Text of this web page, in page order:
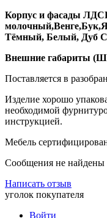
Корпус и фасады
Тёмный, Белый, Дуб
Внешние габариты
Поставляется в
Изделие хорошо
необходимой
инструкцией.
Мебель
Сообщения не найдены
Написать отзыв
уголок покупателя
Войти